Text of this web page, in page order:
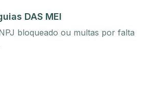
DAS MEI
bloqueado ou multas por falta